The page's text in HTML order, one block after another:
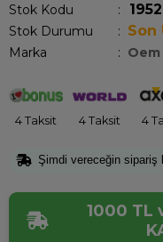
Stok Kodu
Stok Durumu : Son
Marka : Oem
4 Taksit 4 Taksit 4
Şimdi vereceğin sipariş
1000 TL